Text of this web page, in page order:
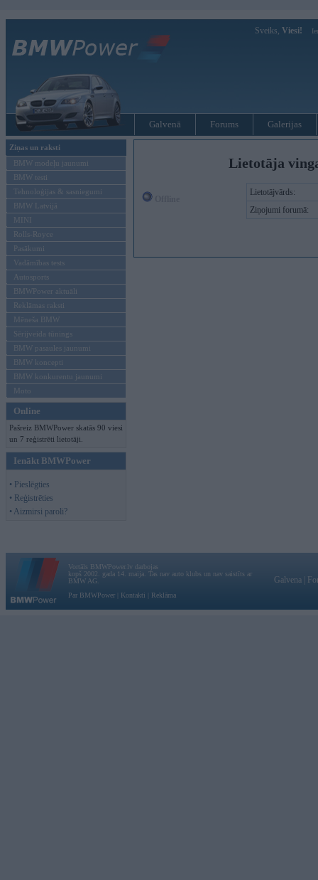
Sveiks, Viesi!
Galvenā Forums Galerijas
Ziņas un raksti
BMW modeļu jaunumi
BMW testi
Tehnoloģijas & sasniegumi
BMW Latvijā
MINI
Rolls-Royce
Pasākumi
Vadāmības tests
Autosports
BMWPower aktuāli
Reklāmas raksti
Mēneša BMW
Sērijveida tūnings
BMW pasaules jaunumi
BMW koncepti
BMW konkurentu jaunumi
Moto
Online
Pašreiz BMWPower skatās 90 viesi
un 7 reģistrēti lietotāji.
Ienākt BMWPower
• Pieslēgties
• Reģistrēties
• Aizmirsi paroli?
Lietotāja
Lietotājvārds:
Ziņojumi forumā:
Vortāls BMWPower.lv darbojas
kopš 2002. gada 14. maija. Tas nav auto klubs un nav saistīts ar
BMW AG.
Par BMWPower
Kontakti Reklāma
Galvena